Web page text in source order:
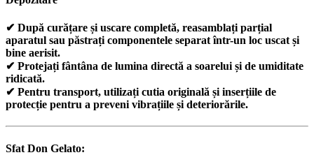
✔ După curățare și uscare completă, reasamblați parțial
aparatul sau păstrați componentele separat într-un loc uscat și
bine aerisit.
✔ Protejați fântâna de lumina directă a soarelui și de umiditate
ridicată.
✔ Pentru transport, utilizați cutia originală și inserțiile de
protecție pentru a preveni vibrațiile și deteriorările.
Sfat Don Gelato: